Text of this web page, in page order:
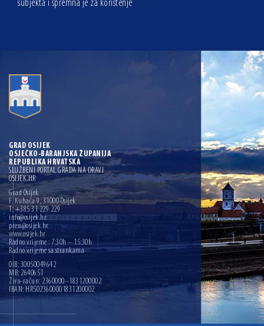
subjekta i spremna je za korištenje
GRAD OSIJEK
OSJEČKO-BARANJSKA ŽUPANIJA
REPUBLIKA HRVATSKA
SLUŽBENI PORTAL GRADA NA DRAVI
OSIJEK.HR
Grad Osijek
F. Kuhača 9, 31000 Osijek
T: +385 31 229 229
info@osijek.hr
press@osijek.hr
www.osijek.hr
Radno vrijeme : 7:30h – 15:30h
Radno vrijeme sa strankama
OIB: 30050049642
MB: 2640651
Žiro-račun: 2360000–1831200002
IBAN: HR5023600001831200002